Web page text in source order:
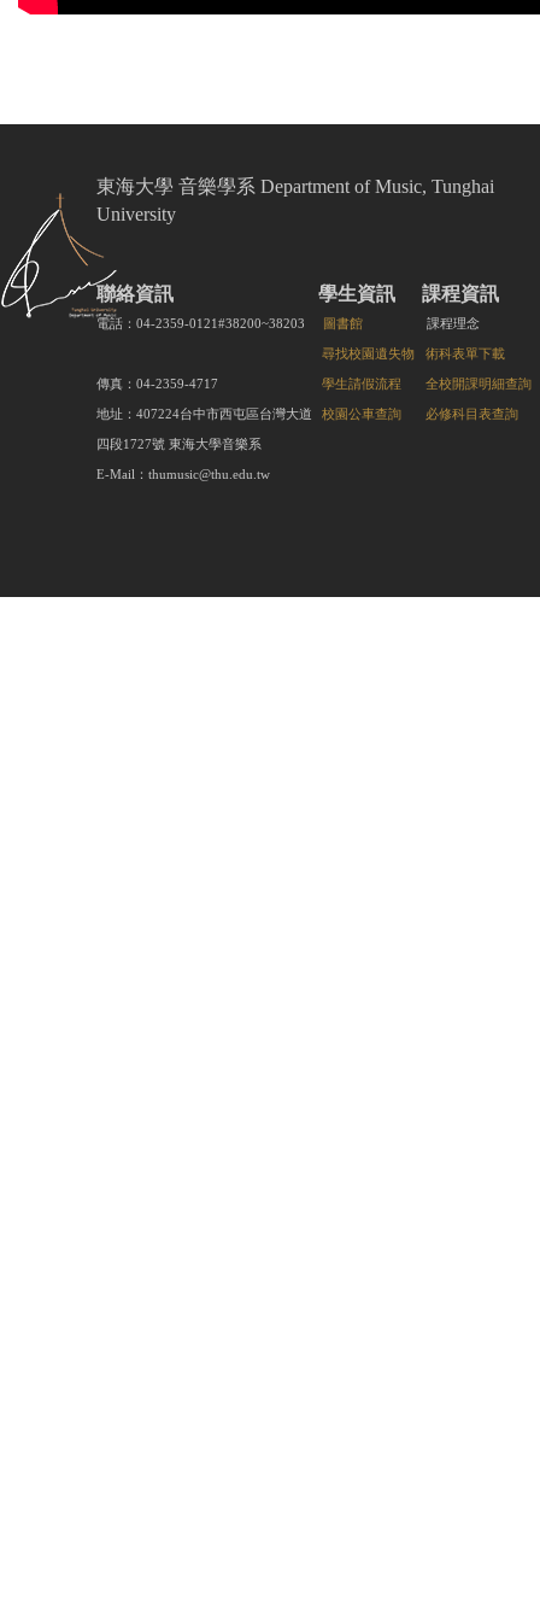
東海大學 音樂學系 Department of Music, Tunghai
University
聯絡資訊
電話：04-2359-0121#38200~38203
傳真：04-2359-4717
地址：407224台中市西屯區台灣大道
四段1727號 東海大學音樂系
E-Mail：thumusic@thu.edu.tw
學生資訊
圖書館
尋找校園遺失物
學生請假流程
校園公車查詢
課程資訊
課程理念
術科表單下載
全校開課明細查詢
必修科目表查詢